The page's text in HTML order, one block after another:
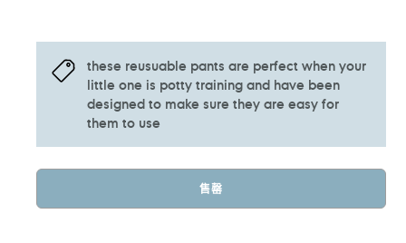
these reusuable pants are perfect when your
little one is potty training and have been
designed to make sure they are easy for
them to use
售罄